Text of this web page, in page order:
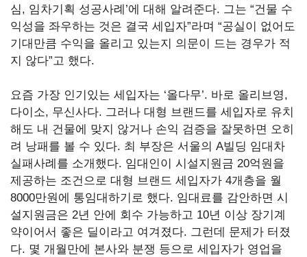
심, 임차기획 성공사례’에 대해 알려준다. 그는 “건물 수
익성을 좌우하는 것은 결국 세입자”라며 “공실이 없어도
기대만큼 수익을 올리고 있는지 의문이 드는 경우가 적
지 않다”고 했다.
요즘 가장 인기있는 세입자는 ‘올다무’. 바로 올리브영,
다이소, 무신사다. 그러나 대형 브랜드를 세입자로 유치
해도 내 건물에 맞지 않거나 손익 검증을 잘못하면 오히
려 낭패를 볼 수 있다. 최 부장은 서울의 A빌딩 임대차
실패사례를 소개했다. 임대인이 시설지원금 20억원을
제공하는 조건으로 대형 브랜드 세입자가 4개층을 월
8000만원에 통임대하기로 했다. 임대료를 감안하면 시
설지원금은 2년 안에 회수 가능하고 10년 이상 장기계
약이어서 좋은 딜이라고 여겨졌다. 그런데 문제가 터졌
다. 몇 개월만에 본사와 분쟁 등으로 세입자가 영업을